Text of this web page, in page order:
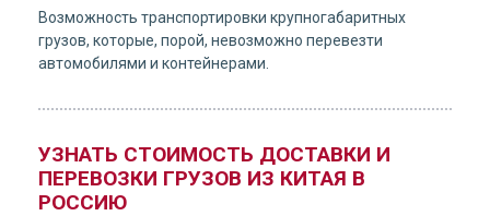
Возможность транспортировки крупногабаритных
грузов, которые, порой, невозможно перевезти
автомобилями и контейнерами.
УЗНАТЬ СТОИМОСТЬ ДОСТАВКИ И
ПЕРЕВОЗКИ ГРУЗОВ ИЗ КИТАЯ В
РОССИЮ